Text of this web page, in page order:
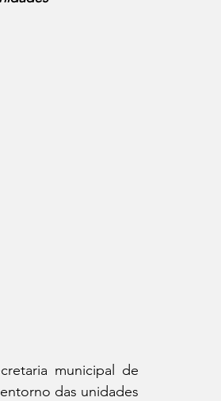
municipal de
das unidades